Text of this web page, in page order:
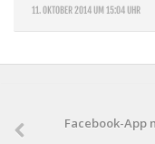
11. OKTOBER 2014 UM 15:04 UHR
Facebook-App